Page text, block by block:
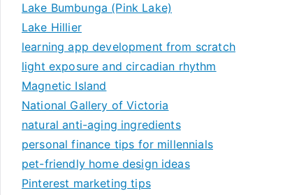
Lake Bumbunga (Pink Lake)
Lake Hillier
learning app development from scratch
light exposure and circadian rhythm
Magnetic Island
National Gallery of Victoria
natural anti-aging ingredients
personal finance tips for millennials
pet-friendly home design ideas
Pinterest marketing tips